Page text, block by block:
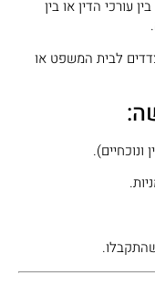
עורכי הדין או בין
לבית המשפט או
ונוכחיים).